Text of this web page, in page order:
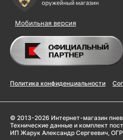
Мобильная версия
Политика конфиденциальности
© 2013-2026 Интернет-магазин
Технические данные и комплект
ИП Жарук Александр Сергеевич,